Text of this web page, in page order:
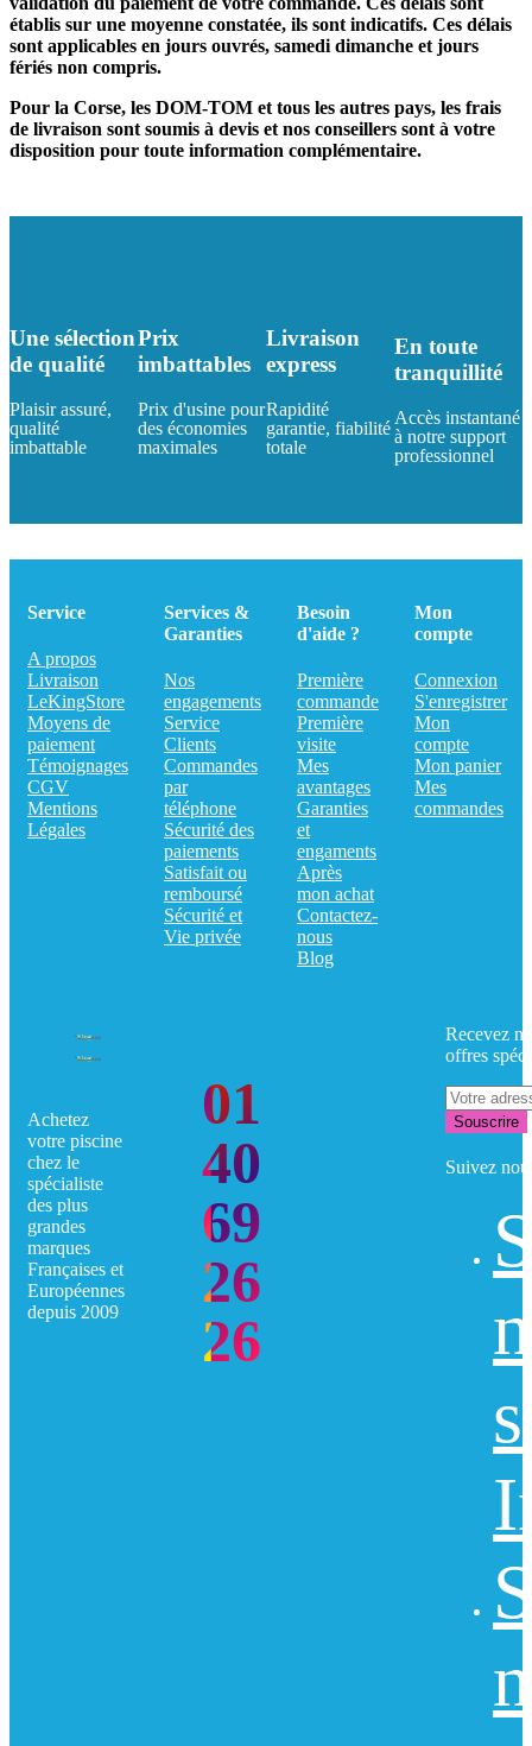
établis sur une moyenne constatée, ils sont indicatifs. Ces délais
sont applicables en jours ouvrés, samedi dimanche et jours
fériés non compris.
Pour la Corse, les DOM-TOM et tous les autres pays, les frais
de livraison sont soumis à devis et nos conseillers sont à votre
disposition pour toute information complémentaire.
Une sélection
de qualité
Plaisir assuré,
qualité
imbattable
Prix
imbattables
Prix d'usine pour
des économies
maximales
Livraison
express
Rapidité
garantie, fiabilité
totale
En toute
tranquillité
Accès instantané
à notre support
professionnel
Service
A propos
Livraison
LeKingStore
Moyens de
paiement
Témoignages
CGV
Mentions
Légales
Services &
Garanties
Nos
engagements
Service
Clients
Commandes
par
téléphone
Sécurité des
paiements
Satisfait ou
remboursé
Sécurité et
Vie privée
Besoin
d'aide ?
Première
commande
Première
visite
Mes
avantages
Garanties
et
engaments
Après
mon achat
Contactez-
nous
Blog
Mon
compte
Connexion
S'enregistrer
Mon
compte
Mon panier
Mes
commandes
Achetez
votre piscine
chez le
spécialiste
des plus
grandes
marques
Françaises et
Européennes
depuis 2009
01
40
69
26
26
Recevez
offres
Souscrire
Suivez